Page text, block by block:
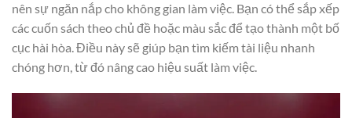
nên sự ngăn nắp cho không gian làm việc. Bạn có thể sắp xếp
các cuốn sách theo chủ đề hoặc màu sắc để tạo thành một bố
cục hài hòa. Điều này sẽ giúp bạn tìm kiếm tài liệu nhanh
chóng hơn, từ đó nâng cao hiệu suất làm việc.